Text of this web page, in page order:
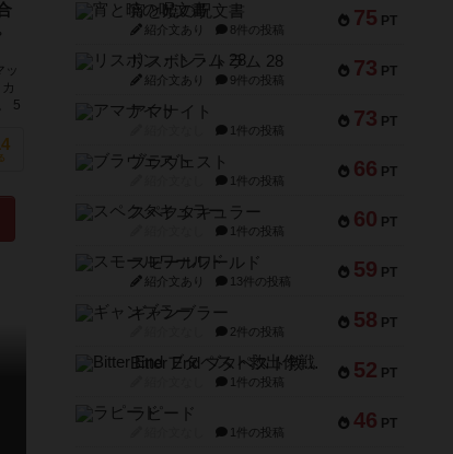
5
75 PT
宵と暁の呪文書
紹介文あり 8件の投稿
73 PT
リスボン・トラム 28
紹介文あり 9件の投稿
73 PT
アマナイト
1件の投稿
66 PT
ブラヴェスト
1件の投稿
60 PT
スペクタキュラー
1件の投稿
59 PT
スモールワールド
紹介文あり 13件の投稿
58 PT
ギャンブラー
2件の投稿
52 PT
Bitter End ブタペスト救出作戦
1件の投稿
46 PT
ラピード
1件の投稿